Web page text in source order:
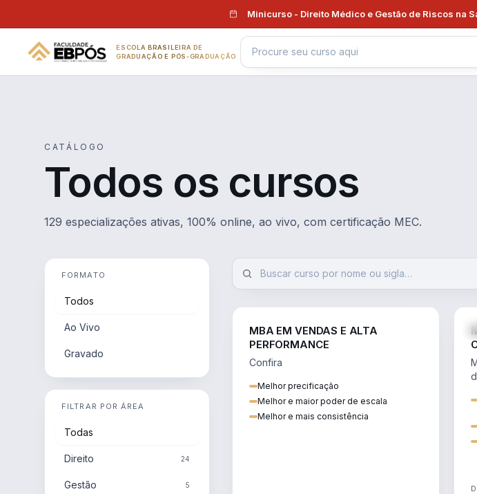
Minicurso - Direito Médico e Gestão de Riscos na
ESCOLA BRASILEIRA DE
GRADUAÇÃO E PÓS-GRADUAÇÃO
CATÁLOGO
Todos os cursos
129 especializações ativas, 100% online, ao vivo, com certificação MEC.
FORMATO
Todos
Ao Vivo
Gravado
FILTRAR POR ÁREA
Todas
Direito 24
Gestão 5
MBA EM VENDAS E ALTA
PERFORMANCE
Confira
Melhor precificação
Melhor e maior poder de escala
Melhor e mais consistência